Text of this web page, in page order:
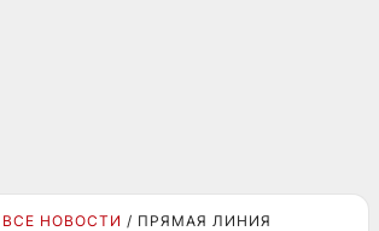
ВСЕ НОВОСТИ ПРЯМАЯ ЛИНИЯ